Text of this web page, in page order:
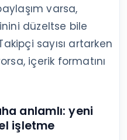
varsa,
düzeltse bile
sayısı artarken
içerik formatını
anlamlı: yeni
işletme